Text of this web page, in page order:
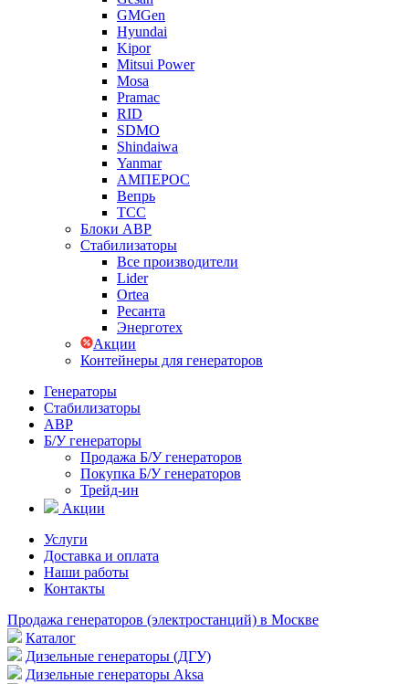
GMGen
Hyundai
Kipor
Mitsui Power
Mosa
Pramac
RID
SDMO
Shindaiwa
Yanmar
АМПЕРОС
Вепрь
ТСС
Блоки АВР
Стабилизаторы
Все производители
Lider
Ortea
Ресанта
Энерготех
Акции
Контейнеры для генераторов
Генераторы
Стабилизаторы
АВР
Б/У генераторы
Продажа Б/У генераторов
Покупка Б/У генераторов
Трейд-ин
Акции
Услуги
Доставка и оплата
Наши работы
Контакты
Продажа генераторов (электростанций) в Москве
Каталог
Дизельные генераторы (ДГУ)
Дизельные генераторы Aksa